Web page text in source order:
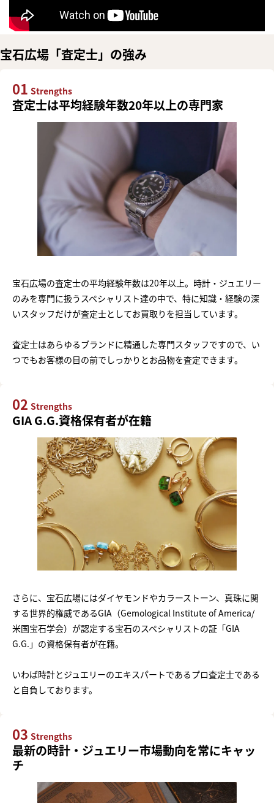
宝石広場「査定士」の強み
01 Strengths
査定士は平均経験年数20年以上の専門家
宝石広場の査定士の平均経験年数は20年以上。時計・ジュエリー
のみを専門に扱うスペシャリスト達の中で、特に知識・経験の深
いスタッフだけが査定士としてお買取りを担当しています。
査定士はあらゆるブランドに精通した専門スタッフですので、い
つでもお客様の目の前でしっかりとお品物を査定できます。
02 Strengths
GIA G.G.資格保有者が在籍
さらに、宝石広場にはダイヤモンドやカラーストーン、真珠に関
する世界的権威であるGIA（Gemological Institute of America/
米国宝石学会）が認定する宝石のスペシャリストの証「GIA
G.G.」の資格保有者が在籍。
いわば時計とジュエリーのエキスパートであるプロ査定士である
と自負しております。
03 Strengths
最新の時計・ジュエリー市場動向を常にキャッ
チ